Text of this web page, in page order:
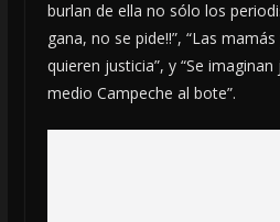
burlan de ella no sólo los
gana, no se pide!!”, “Las
quieren justicia”, y “Se
medio Campeche al bote”.